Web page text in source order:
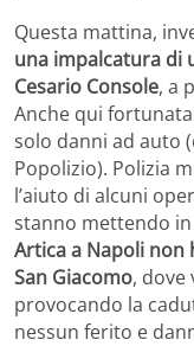
Questa mattina,
una impalcatura di
Cesario Console, a
Anche qui
solo danni ad auto
Popolizio). Polizia
l’aiuto di alcuni
stanno mettendo in
Artica a Napoli non
San Giacomo, dove
provocando la
nessun ferito e